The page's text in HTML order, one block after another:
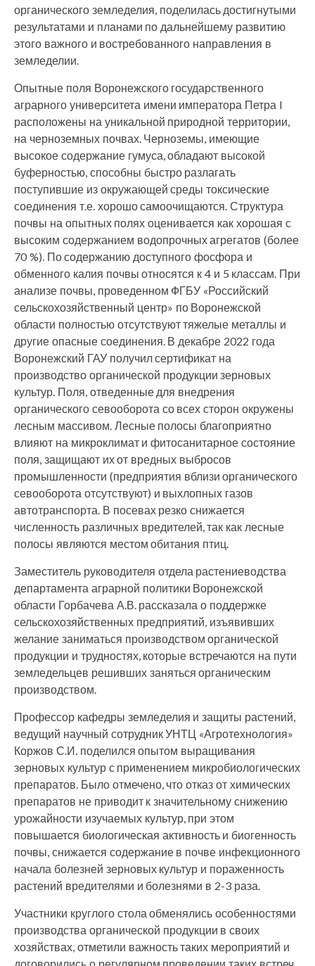
органического земледелия, поделилась достигнутыми
результатами и планами по дальнейшему развитию
этого важного и востребованного направления в
земледелии.
Опытные поля Воронежского государственного
аграрного университета имени императора Петра I
расположены на уникальной природной территории,
на черноземных почвах. Черноземы, имеющие
высокое содержание гумуса, обладают высокой
буферностью, способны быстро разлагать
поступившие из окружающей среды токсические
соединения т.е. хорошо самоочищаются. Структура
почвы на опытных полях оценивается как хорошая с
высоким содержанием водопрочных агрегатов (более
70 %). По содержанию доступного фосфора и
обменного калия почвы относятся к 4 и 5 классам. При
анализе почвы, проведенном ФГБУ «Российский
сельскохозяйственный центр» по Воронежской
области полностью отсутствуют тяжелые металлы и
другие опасные соединения. В декабре 2022 года
Воронежский ГАУ получил сертификат на
производство органической продукции зерновых
культур. Поля, отведенные для внедрения
органического севооборота со всех сторон окружены
лесным массивом. Лесные полосы благоприятно
влияют на микроклимат и фитосанитарное состояние
поля, защищают их от вредных выбросов
промышленности (предприятия вблизи органического
севооборота отсутствуют) и выхлопных газов
автотранспорта. В посевах резко снижается
численность различных вредителей, так как лесные
полосы являются местом обитания птиц.
Заместитель руководителя отдела растениеводства
департамента аграрной политики Воронежской
области Горбачева А.В. рассказала о поддержке
сельскохозяйственных предприятий, изъявивших
желание заниматься производством органической
продукции и трудностях, которые встречаются на пути
земледельцев решивших заняться органическим
производством.
Профессор кафедры земледелия и защиты растений,
ведущий научный сотрудник УНТЦ «Агротехнология»
Коржов С.И. поделился опытом выращивания
зерновых культур с применением микробиологических
препаратов. Было отмечено, что отказ от химических
препаратов не приводит к значительному снижению
урожайности изучаемых культур, при этом
повышается биологическая активность и биогенность
почвы, снижается содержание в почве инфекционного
начала болезней зерновых культур и пораженность
растений вредителями и болезнями в 2-3 раза.
Участники круглого стола обменялись особенностями
производства органической продукции в своих
хозяйствах, отметили важность таких мероприятий и